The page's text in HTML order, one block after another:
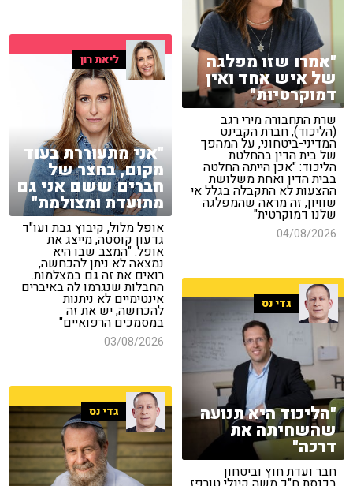
"אמרו שזו מפלגה
של איש אחד ואין
דמוקרטיות"
שרת התחבורה מירי רגב
(הליכוד), חברת הקבינט
המדיני-ביטחוני, על המהפך
של בית הדין בהחלטת
הליכוד: "אכן הייתה החלטה
בבית הדין ואחת משלושת
ההצעות לא התקבלה בגלל אי
שוויון, זה מראה שהמפלגה
שלנו דמוקרטית"
04/08/2026
ליאת רון
"אני מתעוררת בעוד
מקום, בחצר של
חברים ששם אני גם
מתועדת ומצולמת"
אופל מלול, קיבוץ גבת ועו"ד
גדעון קוסטה, מייצג את
אופל: "המצב שבו היא
נמצאה לא ניתן להכחשה,
רואים את זה גם במצלמות.
החבלות שנגרמו לה באיברים
אינטימיים לא ניתנות
להכחשה, יש את זה
במסמכים הרפואיים"
03/08/2026
גדי נס
"הליכוד היא תנועה
שהשחיתה את
דרכה"
חבר ועדת חוץ וביטחון
גדי נס